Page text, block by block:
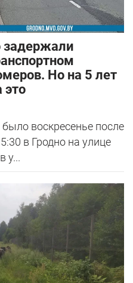
задержали
Но на 5 лет
это
воскресенье после
в Гродно на улице
у...